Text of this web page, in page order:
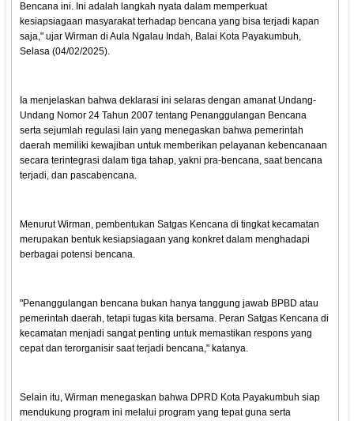
Bencana ini. Ini adalah langkah nyata dalam memperkuat
kesiapsiagaan masyarakat terhadap bencana yang bisa terjadi kapan
saja," ujar Wirman di Aula Ngalau Indah, Balai Kota Payakumbuh,
Selasa (04/02/2025).
Ia menjelaskan bahwa deklarasi ini selaras dengan amanat Undang-
Undang Nomor 24 Tahun 2007 tentang Penanggulangan Bencana
serta sejumlah regulasi lain yang menegaskan bahwa pemerintah
daerah memiliki kewajiban untuk memberikan pelayanan kebencanaan
secara terintegrasi dalam tiga tahap, yakni pra-bencana, saat bencana
terjadi, dan pascabencana.
Menurut Wirman, pembentukan Satgas Kencana di tingkat kecamatan
merupakan bentuk kesiapsiagaan yang konkret dalam menghadapi
berbagai potensi bencana.
"Penanggulangan bencana bukan hanya tanggung jawab BPBD atau
pemerintah daerah, tetapi tugas kita bersama. Peran Satgas Kencana di
kecamatan menjadi sangat penting untuk memastikan respons yang
cepat dan terorganisir saat terjadi bencana," katanya.
Selain itu, Wirman menegaskan bahwa DPRD Kota Payakumbuh siap
mendukung program ini melalui program yang tepat guna serta